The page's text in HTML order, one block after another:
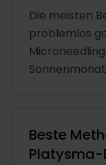
Die meisten
problemlos
Beste
Platysma-